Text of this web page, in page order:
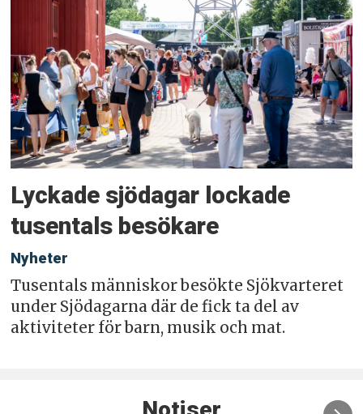
Lyckade sjödagar lockade
tusentals besökare
Nyheter
Tusentals människor besökte Sjökvarteret
under Sjödagarna där de fick ta del av
aktiviteter för barn, musik och mat.